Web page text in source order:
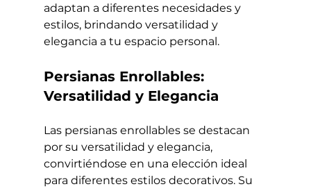
adaptan a diferentes necesidades y
estilos, brindando versatilidad y
elegancia a tu espacio personal.
Persianas Enrollables:
Versatilidad y Elegancia
Las persianas enrollables se destacan
por su versatilidad y elegancia,
convirtiéndose en una elección ideal
para diferentes estilos decorativos. Su